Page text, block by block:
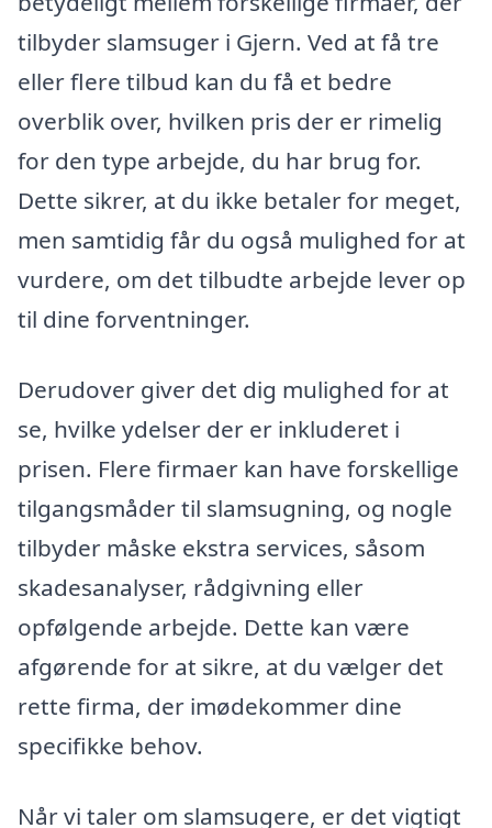
tilbyder slamsuger i Gjern. Ved at få tre
eller flere tilbud kan du få et bedre
overblik over, hvilken pris der er rimelig
for den type arbejde, du har brug for.
Dette sikrer, at du ikke betaler for meget,
men samtidig får du også mulighed for at
vurdere, om det tilbudte arbejde lever op
til dine forventninger.
Derudover giver det dig mulighed for at
se, hvilke ydelser der er inkluderet i
prisen. Flere firmaer kan have forskellige
tilgangsmåder til slamsugning, og nogle
tilbyder måske ekstra services, såsom
skadesanalyser, rådgivning eller
opfølgende arbejde. Dette kan være
afgørende for at sikre, at du vælger det
rette firma, der imødekommer dine
specifikke behov.
Når vi taler om slamsugere, er det vigtigt